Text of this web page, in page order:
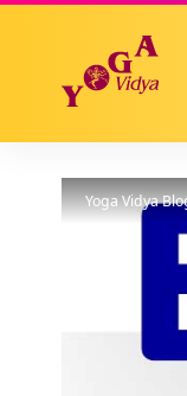
Yoga Vidya